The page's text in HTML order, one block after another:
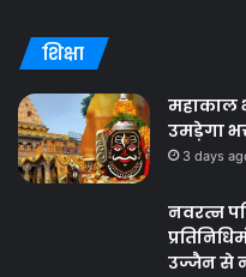
शिक्षा
महाकाल
उमड़ेगा
3 days
नवरत्न
उज्जैन से